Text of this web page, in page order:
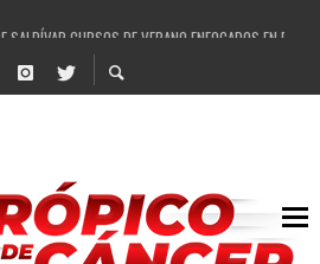
SALDÍVAR CURSOS DE VERANO ENFOCADOS EN
Y 14 COMISARIADOS DE GUADALUPE APOYO A
PEPE SALDÍVAR LA EDUCACIÓN EN LA ZACATECANA
Y GRUPO FEMSA GENERAN MÁS DE 3 MIL EMPLEOS
TRAJO BENEFICIO DIRECTO A GUADALUPE:
A ARTISTA ZACATECANA VICTORIA HERNÁNDEZ